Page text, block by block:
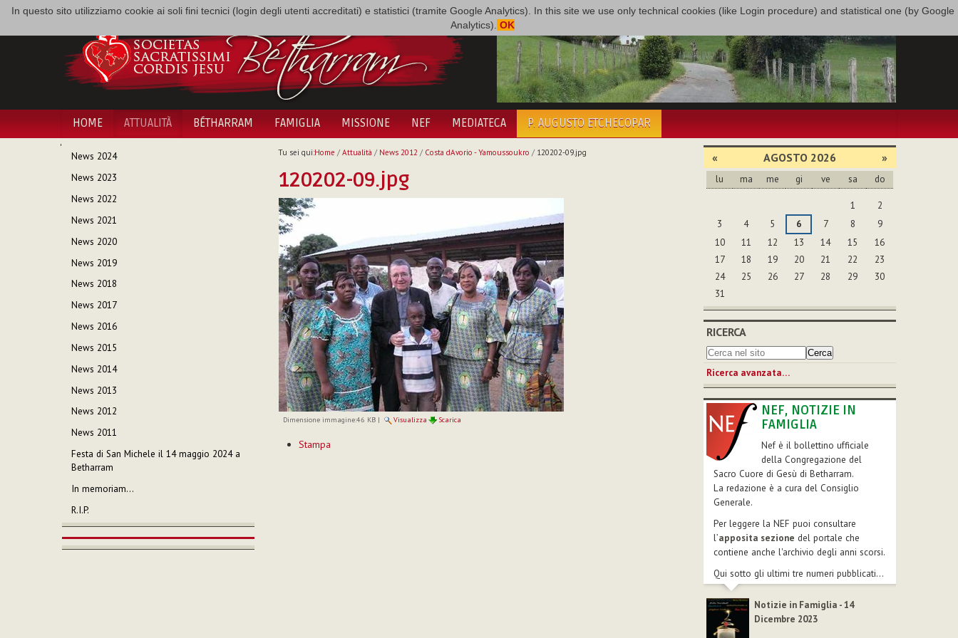
In questo sito utilizziamo cookie ai soli fini tecnici (login degli utenti accreditati) e statistici (tramite Google Analytics). In this site we use only technical cookies (like Login procedure) and statistical one (by Google
Analytics). OK
HOME ATTUALITÀ BÉTHARRAM FAMIGLIA MISSIONE NEF MEDIATECA P. AUGUSTO ETCHECOPAR
NAVIGAZIONE
News 2024
News 2023
News 2022
News 2021
News 2020
News 2019
News 2018
News 2017
News 2016
News 2015
News 2014
News 2013
News 2012
News 2011
Festa di San Michele il 14 maggio 2024 a
Betharram
In memoriam…
R.I.P.
Tu sei qui:Home / Attualità / News 2012 / Costa dAvorio - Yamoussoukro / 120202-09.jpg
120202-09.jpg
Dimensione immagine:46 KB| Visualizza Scarica
sul
Stampa
« AGOSTO 2026 »
lu ma me gi ve sa do
1
2
3
4 5 6 7 8
9
10
11 12 13 14 15
16
17
18 19 20 21 22
23
24
25 26 27 28 29
30
31
RICERCA
Ricerca avanzata…
NEF, NOTIZIE IN
FAMIGLIA
Nef è il bollettino ufficiale
della Congregazione del
Sacro Cuore di Gesù di Betharram.
La redazione è a cura del Consiglio
Generale.
Per leggere la NEF puoi consultare
l’apposita sezione del portale che
contiene anche l'archivio degli anni scorsi.
Qui sotto gli ultimi tre numeri pubblicati...
Notizie in Famiglia - 14
Dicembre 2023